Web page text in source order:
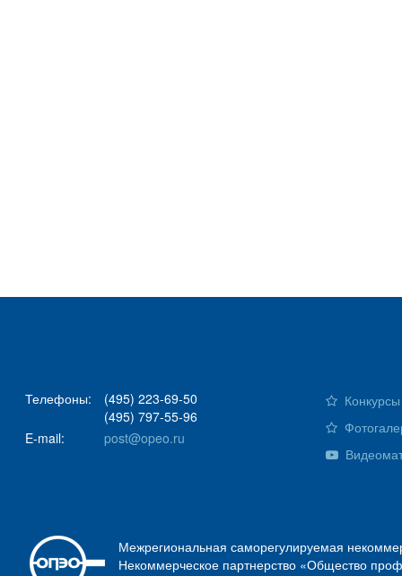
Телефоны:
(495) 223-69-50
(495) 797-55-96
E-mail:
post@opeo.ru
Межрегиональная саморегулируемая
Некоммерческое партнерство «Общество